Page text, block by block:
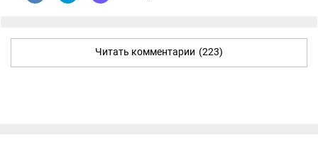
Читать комментарии (223)